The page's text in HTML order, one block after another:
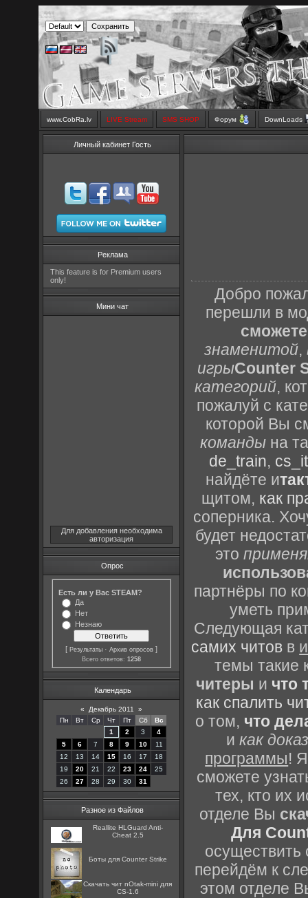
www.CobRa.lv LIVE Stream SMS SHOP Форум DownLoads
Личный кабинет Гость
Реклама
This feature is for Premium users
only!
Мини чат
Для добавления необходима
авторизация
Опрос
Есть ли у Вас STEAM?
Да
Нет
Незнаю
[Результаты ·Архив опросов ]
Всего ответов:1258
Календарь
« Декабрь 2011
»
Пн
Вт Ср Чт Пт Сб
Вс
1
2 3
4
5
6 7 8 9 10
11
12
13 14 15 16 17
18
19
20 21 22 23 24
25
26
27 28 29 30 31
Разное из Файлов
Reallite HLGuard Anti-
Cheat 2.5
Боты для Counter Strike
Скачать чит nOtak-mini для
CS-1.6
Добро
перешли в
знаменитой,
игрыCounter
категорий,
пожалуй с
которой Вы
команды на
de_train,
найдёте и
щитом, как
соперника.
будет
это
партнёры по
уметь
Следующая
самих читов в
темы такие
читеры и что
как спалить
о том, что
икак
программы!
сможете
тех, кто их
отделе Вы
Для
осуществить
перейдём к
этом отделе